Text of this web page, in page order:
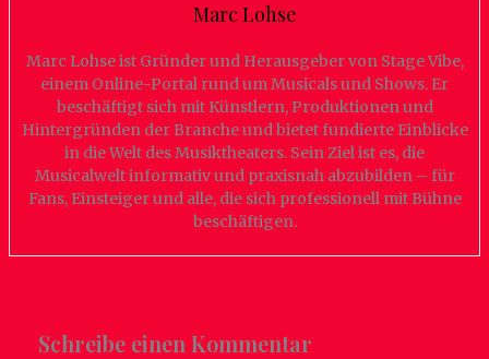
Marc Lohse
Marc Lohse ist Gründer und Herausgeber von Stage Vibe,
einem Online-Portal rund um Musicals und Shows. Er
beschäftigt sich mit Künstlern, Produktionen und
Hintergründen der Branche und bietet fundierte Einblicke
in die Welt des Musiktheaters. Sein Ziel ist es, die
Musicalwelt informativ und praxisnah abzubilden – für
Fans, Einsteiger und alle, die sich professionell mit Bühne
beschäftigen.
Schreibe einen Kommentar